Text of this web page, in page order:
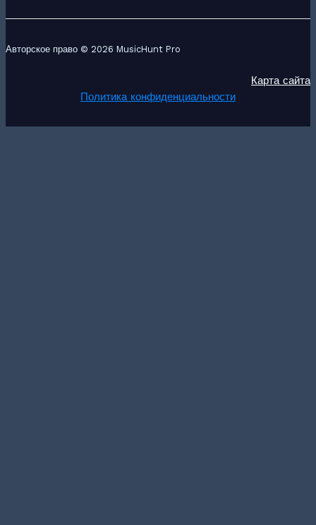
Авторское право © 2026 MusicHunt Pro
Карта сайта
Политика конфиденциальности